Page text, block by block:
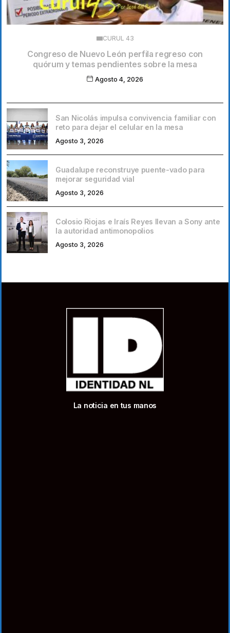
CURUL 43
Congreso de Nuevo León perfila regreso con
quórum y temas pendientes sobre la mesa
Agosto 4, 2026
San Nicolás impulsa convivencia familiar con
reto para dejar el celular en la mesa
Agosto 3, 2026
Guadalupe reconstruye puente-vado para
mejorar seguridad vial
Agosto 3, 2026
Colosio Riojas e Iraís Reyes llevan a Sony ante
la autoridad antimonopolios
Agosto 3, 2026
La noticia en tus manos